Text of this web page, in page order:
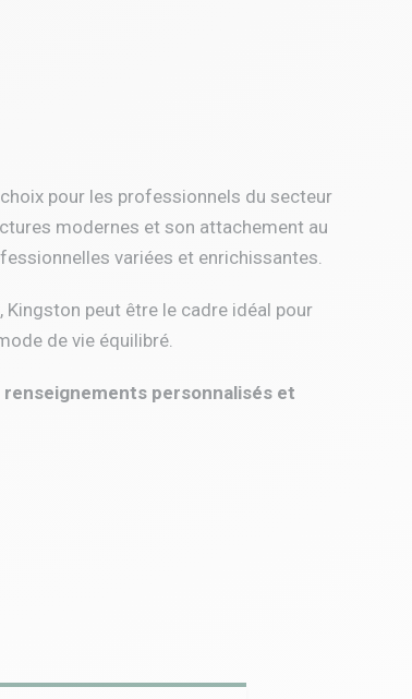
pour les professionnels du secteur
modernes et son attachement au
variées et enrichissantes.
peut être le cadre idéal pour
de vie équilibré.
renseignements personnalisés et